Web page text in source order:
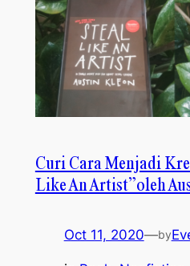
Curi Cara Menjadi
Like An Artist” oleh
Oct 11, 2020—by